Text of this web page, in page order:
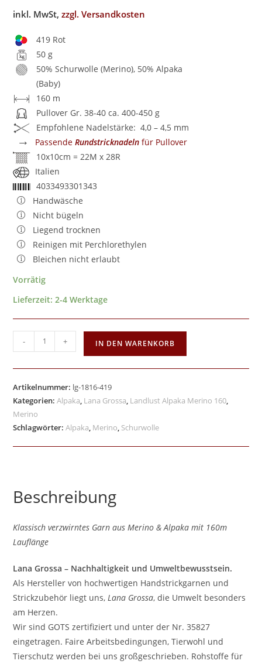
inkl. MwSt,zzgl. Versandkosten
419 Rot
50 g
50% Schurwolle (Merino), 50% Alpaka
(Baby)
160 m
Pullover Gr. 38-40 ca. 400-450 g
Empfohlene Nadelstärke: 4,0 – 4,5 mm
→ PassendeRundstricknadeln für Pullover
10x10cm = 22M x 28R
Italien
4033493301343
Handwäsche
Nicht bügeln
Liegend trocknen
Reinigen mit Perchlorethylen
Bleichen nicht erlaubt
Vorrätig
Lieferzeit:2-4 Werktage
- + IN DEN WARENKORB
Artikelnummer: lg-1816-419
Kategorien:Alpaka, Lana Grossa, Landlust Alpaka Merino 160,
Merino
Schlagwörter:Alpaka, Merino, Schurwolle
Beschreibung
Klassisch verzwirntes Garn aus Merino & Alpaka mit 160m
Lauflänge
Lana Grossa – Nachhaltigkeit und Umweltbewusstsein.
Als Hersteller von hochwertigen Handstrickgarnen und
Strickzubehör liegt uns,Lana Grossa, die Umwelt besonders
am Herzen.
Wir sind GOTS zertifiziert und unter der Nr. 35827
eingetragen. Faire Arbeitsbedingungen, Tierwohl und
Tierschutz werden bei uns großgeschrieben. Rohstoffe für